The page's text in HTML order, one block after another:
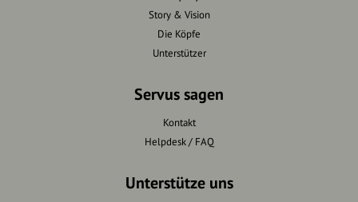
Story & Vision
Die Köpfe
Unterstützer
Servus sagen
Kontakt
Helpdesk / FAQ
Unterstütze uns